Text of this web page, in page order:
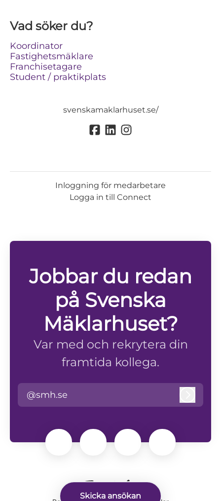
Skicka ansökan
Vad söker du?
Koordinator
Fastighetsmäklare
Franchisetagare
Student / praktikplats
svenskamaklarhuset.se/
Inloggning för medarbetare
Logga in till Connect
Jobbar du redan
på Svenska
Mäklarhuset?
Var med och rekrytera din
framtida kollega.
@smh.se